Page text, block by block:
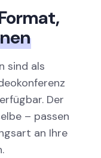
sind als
Der
– passen
an Ihre